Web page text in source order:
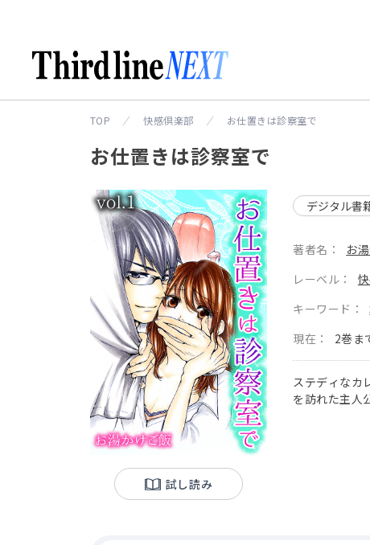
TOP 快感倶楽部 お仕置きは診察室で
お仕置きは診察室で
試し読み
デジタル書
著者名：
お
レーベル：
キーワード：
現在：
2巻ま
ステディなカ
を訪れた主人